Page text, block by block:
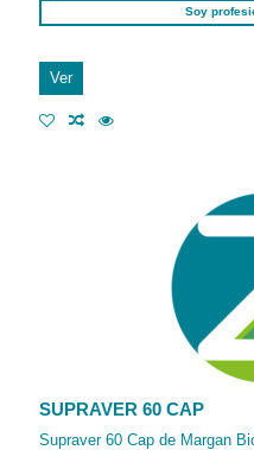
Soy
Ver
SUPRAVER 60 CAP
Supraver 60 Cap de Margan